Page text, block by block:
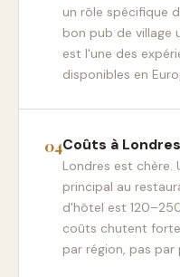
un rôle spécifique
bon pub de village
est l'une des
disponibles en
Coûts à Londres
Londres est chère.
principal au
d'hôtel est
coûts chutent
par région, pas par